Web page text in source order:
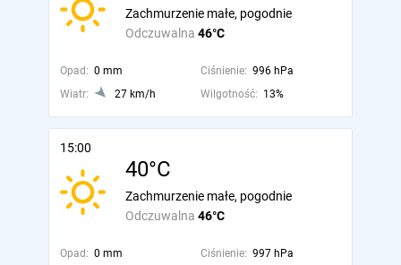
Odczuwalna 46°C
Zachmurzenie małe, pogodnie
Opad: 0 mm Ciśnienie: 996 hPa
Wiatr:
27 km/h Wilgotność: 13%
15:00
40°C
Odczuwalna 46°C
Zachmurzenie małe, pogodnie
Opad: 0 mm Ciśnienie: 997 hPa